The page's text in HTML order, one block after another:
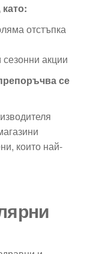
отстъпка
акции
се
които най-